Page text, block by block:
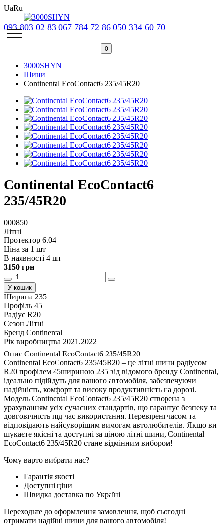
UaRu
093 803 02 83 067 784 72 86 050 334 60 70
0
3000SHYN
Шини
Continental EcoContact6 235/45R20
Continental EcoContact6
235/45R20
000850
Літні
Протектор 6.04
Ціна за 1 шт
В наявності 4 шт
3150 грн
У кошик
Ширина 235
Профіль 45
Радіус R20
Сезон Літні
Бренд Continental
Рік виробництва 2021.2022
Опис Continental EcoContact6 235/45R20
Continental EcoContact6 235/45R20 – це літні шини радіусом
R20 профілем 45шириною 235 від відомого бренду Continental,
ідеально підійдуть для вашого автомобіля, забезпечуючи
надійність, комфорт та високу продуктивність на дорозі.
Модель Continental EcoContact6 235/45R20 створена з
урахуванням усіх сучасних стандартів, що гарантує безпеку та
довговічність під час використання. Перевірені часом та
відповідають найсуворішим вимогам автолюбителів. Якщо ви
шукаєте якісні та доступні за ціною літні шини, Continental
EcoContact6 235/45R20 стане відмінним вибором!
Чому варто вибрати нас?
Гарантія якості
Доступні ціни
Швидка доставка по Україні
Переходьте до оформлення замовлення, щоб сьогодні
отримати надійні шини для вашого автомобіля!